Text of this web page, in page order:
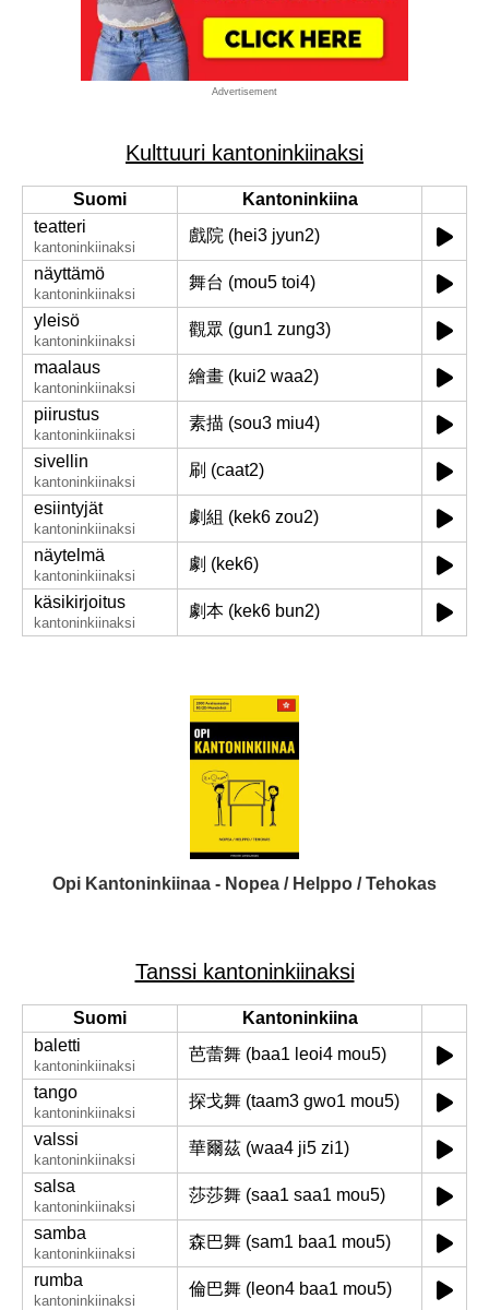
Advertisement
Kulttuuri kantoninkiinaksi
Suomi
Kantoninkiina
teatteri
kantoninkiinaksi
戲院 (hei3 jyun2)
näyttämö
kantoninkiinaksi
舞台 (mou5 toi4)
yleisö
kantoninkiinaksi
觀眾 (gun1 zung3)
maalaus
kantoninkiinaksi
繪畫 (kui2 waa2)
piirustus
kantoninkiinaksi
素描 (sou3 miu4)
sivellin
kantoninkiinaksi
刷 (caat2)
esiintyjät
kantoninkiinaksi
劇組 (kek6 zou2)
näytelmä
kantoninkiinaksi
劇 (kek6)
käsikirjoitus
kantoninkiinaksi
劇本 (kek6 bun2)
Opi Kantoninkiinaa - Nopea / Helppo / Tehokas
Tanssi kantoninkiinaksi
Suomi
Kantoninkiina
baletti
kantoninkiinaksi
芭蕾舞 (baa1 leoi4 mou5)
tango
kantoninkiinaksi
探戈舞 (taam3 gwo1 mou5)
valssi
kantoninkiinaksi
華爾茲 (waa4 ji5 zi1)
salsa
kantoninkiinaksi
莎莎舞 (saa1 saa1 mou5)
samba
kantoninkiinaksi
森巴舞 (sam1 baa1 mou5)
rumba
kantoninkiinaksi
倫巴舞 (leon4 baa1 mou5)